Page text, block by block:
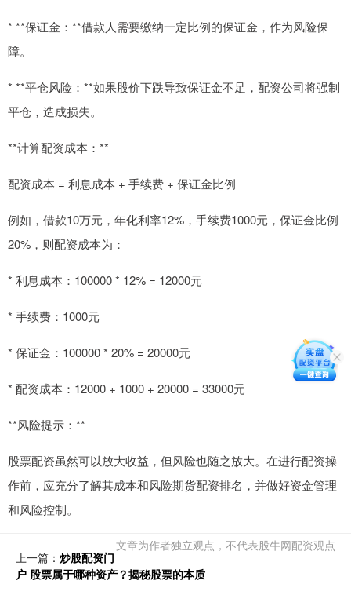
* **保证金：**借款人需要缴纳一定比例的保证金，作为风险保
障。
* **平仓风险：**如果股价下跌导致保证金不足，配资公司将强制
平仓，造成损失。
**计算配资成本：**
配资成本 = 利息成本 + 手续费 + 保证金比例
例如，借款10万元，年化利率12%，手续费1000元，保证金比例
20%，则配资成本为：
* 利息成本：100000 * 12% = 12000元
* 手续费：1000元
* 保证金：100000 * 20% = 20000元
* 配资成本：12000 + 1000 + 20000 = 33000元
**风险提示：**
股票配资虽然可以放大收益，但风险也随之放大。在进行配资操
作前，应充分了解其成本和风险期货配资排名，并做好资金管理
和风险控制。
文章为作者独立观点，不代表股牛网配资观点
上一篇： 炒股配资门
户 股票属于哪种资产？揭秘股票的本质